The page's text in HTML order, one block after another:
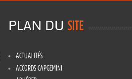
PLAN DU SITE
ACTUALITÉS
ACCORDS CAPGEMINI